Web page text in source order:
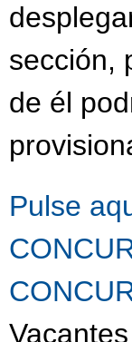
sección,
de él
Pulse